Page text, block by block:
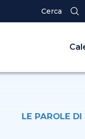
Cerca
LE PAROLE DI